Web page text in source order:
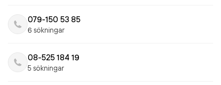
079-150 53 85
6 sökningar
08-525 184 19
5 sökningar